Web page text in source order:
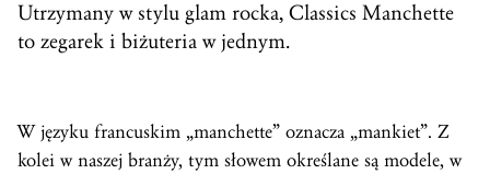
Utrzymany w stylu glam rocka, Classics Manchette
to zegarek i biżuteria w jednym.
W języku francuskim „manchette” oznacza „mankiet”. Z
kolei w naszej branży, tym słowem określane są modele, w